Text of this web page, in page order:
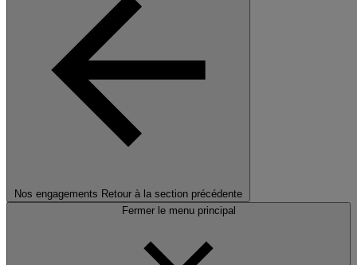
Nos engagements Retour à la section précédente
Fermer le menu principal